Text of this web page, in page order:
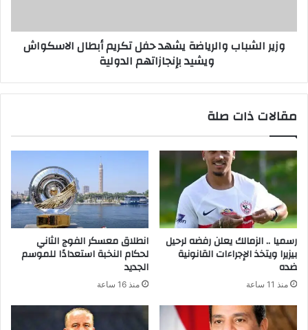
وزير الشباب والرياضة يشهد حفل تكريم أبطال الاسكواش
ويشيد بإنجازاتهم الدولية
مقالات ذات صلة
رسميا .. الزمالك يعلن رفضه لرحيل
بيزيرا ويتخذ الإجراءات القانونية
ضده
منذ 11 ساعة
انطلاق معسكر الفوج الثاني
لحكام النخبة استعدادًا للموسم
الجديد
منذ 16 ساعة